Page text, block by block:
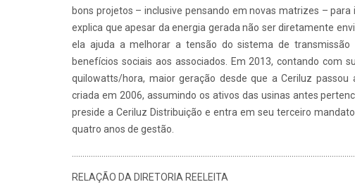
bons projetos – inclusive pensando em novas matrizes –
explica que apesar da energia gerada não ser diretamente
ela ajuda a melhorar a tensão do sistema de
benefícios sociais aos associados. Em 2013, contando com
quilowatts/hora, maior geração desde que a Ceriluz
criada em 2006, assumindo os ativos das usinas antes
preside a Ceriluz Distribuição e entra em seu terceiro
quatro anos de gestão.
RELAÇÃO DA DIRETORIA REELEITA